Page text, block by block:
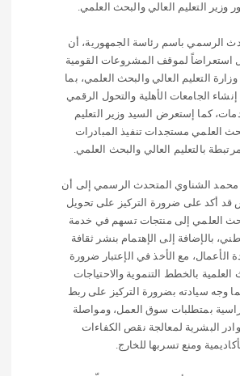
العالي والبحث العلمي.
رئاسة الجمهورية، أن
لموقف المشروعات القومية
العالي والبحث العلمي، بما
الأهلية والتحول الرقمي
السيد وزير التعليم
تنفيذ المبادرات
العالي والبحث العلمي.
المتحدث الرسمي إلى أن
ضرورة التركيز على تحويل
منتجات تسهم في خدمة
إلى الإهتمام بنشر ثقافة
مع الأخذ في الإعتبار ضرورة
التنموية والاحتياجات
بضرورة التركيز على ربط
سوق العمل، ومواصلة
لمعالجة نقص الكفاءات
تسربها للخارج.